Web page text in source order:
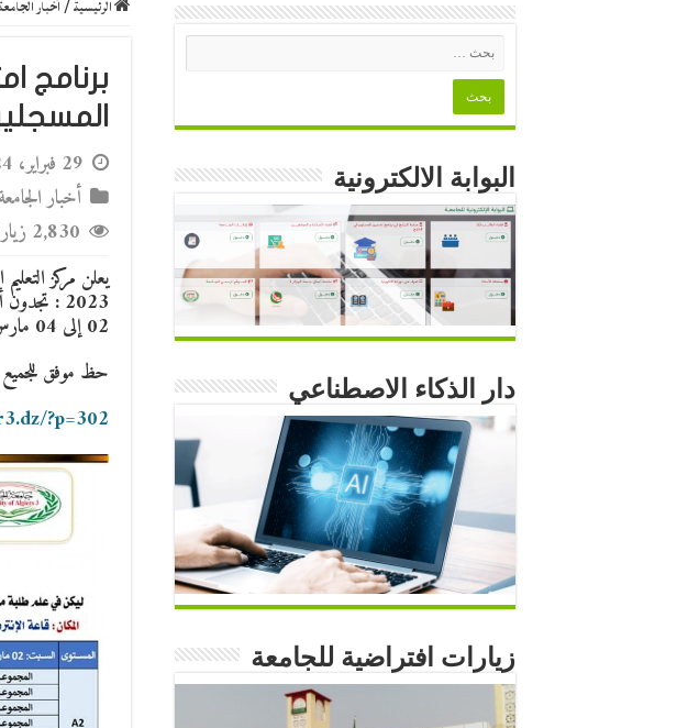
الرئيسية/أخبار
برنامج
29 فبراير، 2024
أخبار
2,830 زيارة
يعلن مركز
2023 :
02 إلى 04 مارس 2024.
حظ موفق
?p=302
البوابة الالكترونية
دار الذكاء الاصطناعي
زيارات افتراضية للجامعة